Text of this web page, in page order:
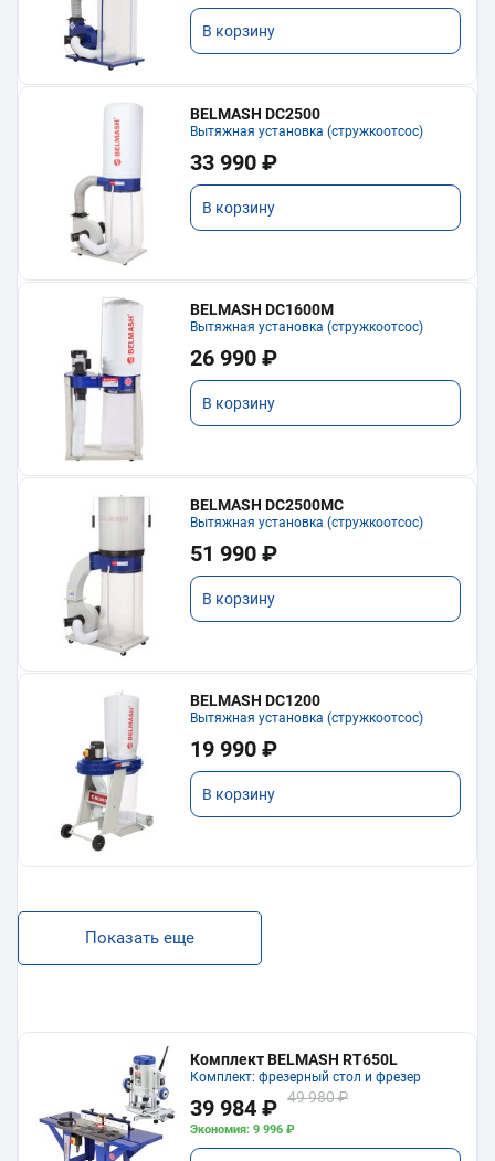
В корзину
BELMASH DC2500
Вытяжная установка (стружкоотсос)
33 990 ₽
В корзину
BELMASH DC1600M
Вытяжная установка (стружкоотсос)
26 990 ₽
В корзину
BELMASH DC2500MC
Вытяжная установка (стружкоотсос)
51 990 ₽
В корзину
BELMASH DC1200
Вытяжная установка (стружкоотсос)
19 990 ₽
В корзину
Показать еще
Комплект BELMASH RT650L
Комплект: фрезерный стол и фрезер
39 984 ₽ 49 980 ₽
Экономия: 9 996 ₽